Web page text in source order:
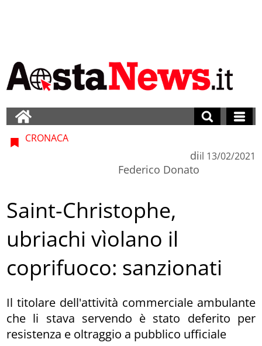
CRONACA
di
Federico Donato
il 13/02/2021
Saint-Christophe,
ubriachi vìolano il
coprifuoco: sanzionati
Il titolare dell'attività commerciale ambulante
che li stava servendo è stato deferito per
resistenza e oltraggio a pubblico ufficiale